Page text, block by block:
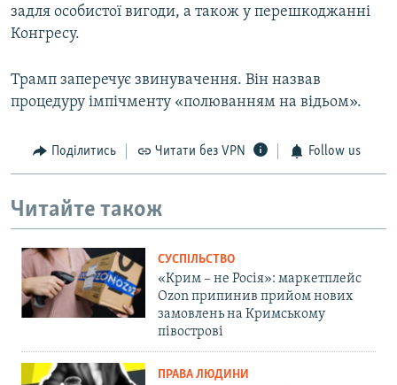
задля особистої вигоди, а також у перешкоджанні
Конгресу.
Трамп заперечує звинувачення. Він назвав
процедуру імпічменту «полюванням на відьом».
Поділитись Читати без VPN Follow us
Читайте також
СУСПІЛЬСТВО
«Крим – не Росія»: маркетплейс
Ozon припинив прийом нових
замовлень на Кримському
півострові
ПРАВА ЛЮДИНИ